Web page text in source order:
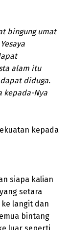
bingung umat
alam itu
diduga.
kepada-Nya
kepada
siapa kalian
setara
langit dan
bintang